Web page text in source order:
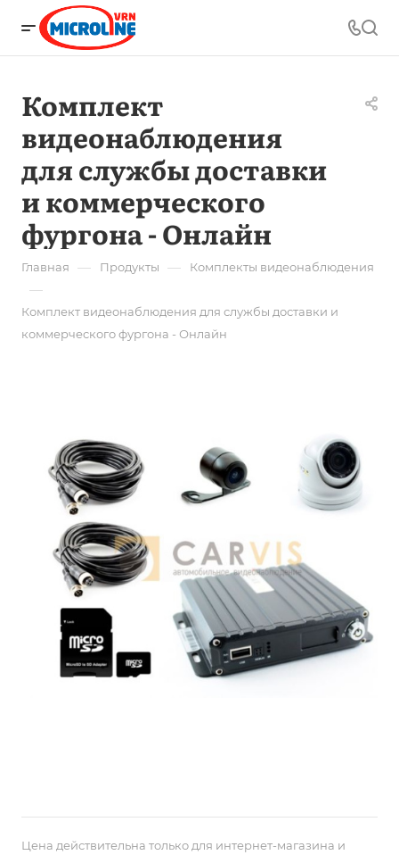
Комплект
видеонаблюдения
для службы доставки
и коммерческого
фургона - Онлайн
Главная — Продукты — Комплекты видеонаблюдения
—
Комплект видеонаблюдения для службы доставки и
коммерческого фургона - Онлайн
Цена действительна только для интернет-магазина и